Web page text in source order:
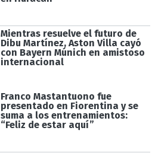
Mientras resuelve el futuro de
Dibu Martínez, Aston Villa cayó
con Bayern Múnich en amistoso
internacional
Franco Mastantuono fue
presentado en Fiorentina y se
suma a los entrenamientos:
“Feliz de estar aquí”